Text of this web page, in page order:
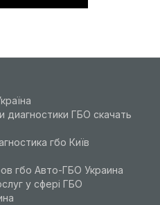
ГБО скачать
гбо Київ
гбо Авто-ГБО Украина
у сфері ГБО